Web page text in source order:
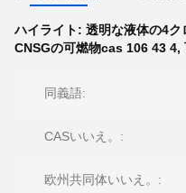
ハイライト: 透明な液体の4ク
CNSGの可燃物cas 106 43 4,
同義語:
CASいいえ。:
欧州共同体いいえ。: